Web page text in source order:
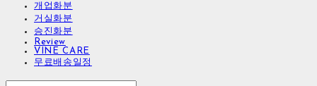
개업화분
거실화분
승진화분
Review
VINE CARE
무료배송일정